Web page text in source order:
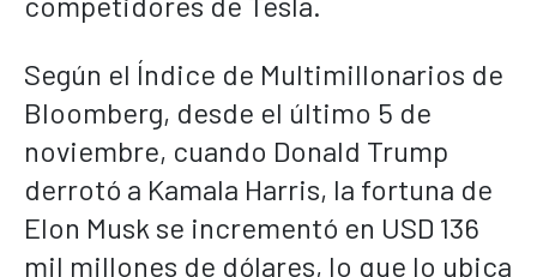
Según el Índice de Multimillonarios de
Bloomberg, desde el último 5 de
noviembre, cuando Donald Trump
derrotó a Kamala Harris, la fortuna de
Elon Musk se incrementó en USD 136
mil millones de dólares, lo que lo ubica